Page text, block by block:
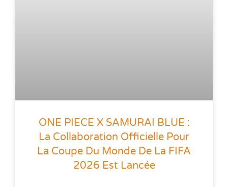
ONE PIECE X SAMURAI BLUE :
La Collaboration Officielle Pour
La Coupe Du Monde De La FIFA
2026 Est Lancée